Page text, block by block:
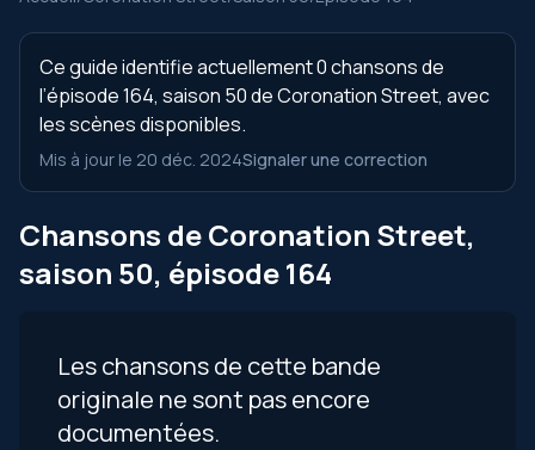
Ce guide identifie actuellement 0 chansons de
l’épisode 164, saison 50 de Coronation Street, avec
les scènes disponibles.
Mis à jour le 20 déc. 2024Signaler une correction
Chansons de Coronation Street,
saison 50, épisode 164
Les chansons de cette bande
originale ne sont pas encore
documentées.